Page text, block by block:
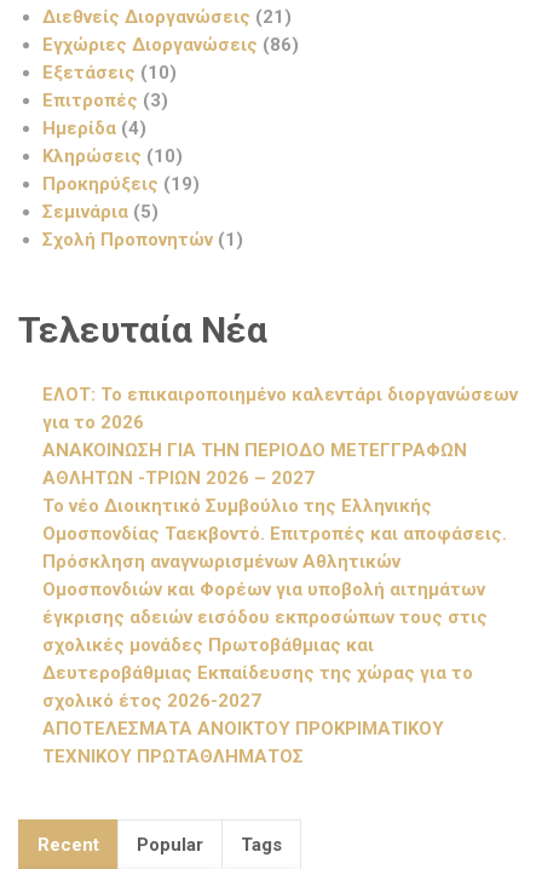
Διεθνείς Διοργανώσεις (21)
Εγχώριες Διοργανώσεις (86)
Εξετάσεις (10)
Επιτροπές (3)
Ημερίδα (4)
Κληρώσεις (10)
Προκηρύξεις (19)
Σεμινάρια (5)
Σχολή Προπονητών (1)
Τελευταία Νέα
ΕΛΟΤ: Το επικαιροποιημένο καλεντάρι διοργανώσεων
για το 2026
ΑΝΑΚΟΙΝΩΣΗ ΓΙΑ ΤΗΝ ΠΕΡΙΟΔΟ ΜΕΤΕΓΓΡΑΦΩΝ
ΑΘΛΗΤΩΝ -ΤΡΙΩΝ 2026 – 2027
Το νέο Διοικητικό Συμβούλιο της Ελληνικής
Ομοσπονδίας Ταεκβοντό. Επιτροπές και αποφάσεις.
Πρόσκληση αναγνωρισμένων Αθλητικών
Ομοσπονδιών και Φορέων για υποβολή αιτημάτων
έγκρισης αδειών εισόδου εκπροσώπων τους στις
σχολικές μονάδες Πρωτοβάθμιας και
Δευτεροβάθμιας Εκπαίδευσης της χώρας για το
σχολικό έτος 2026-2027
ΑΠΟΤΕΛΕΣΜΑΤΑ ΑΝΟΙΚΤΟΥ ΠΡΟΚΡΙΜΑΤΙΚΟΥ
ΤΕΧΝΙΚΟΥ ΠΡΩΤΑΘΛΗΜΑΤΟΣ
Recent Popular Tags